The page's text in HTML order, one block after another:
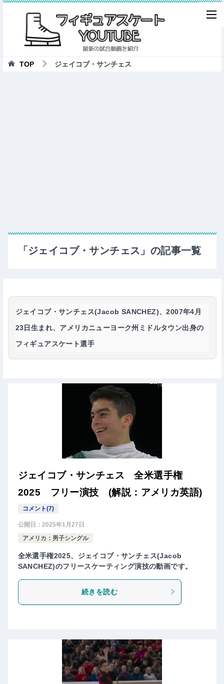
TOP ジェイコブ・サンチェス
「ジェイコブ・サンチェス」の記事一覧
ジェイコブ・サンチェス(Jacob SANCHEZ)、2007年4月
23日生まれ、アメリカニューヨーク州ミドルタウン出身の
フィギュアスケート選手
ジェイコブ・サンチェス 全米選手権
2025 フリー演技 (解説：アメリカ英語)
コメント(7)
公開日： 2025年1月27日
アメリカ：男子シングル
全米選手権2025、ジェイコブ・サンチェス(Jacob
SANCHEZ)のフリースケーティング演技の動画です。
続きを読む